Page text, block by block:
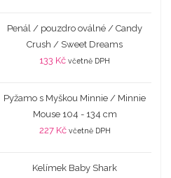
Penál / pouzdro oválné / Candy
Crush / Sweet Dreams
133 Kč včetně DPH
Pyžamo s Myškou Minnie / Minnie
Mouse 104 - 134 cm
227 Kč včetně DPH
Kelímek Baby Shark